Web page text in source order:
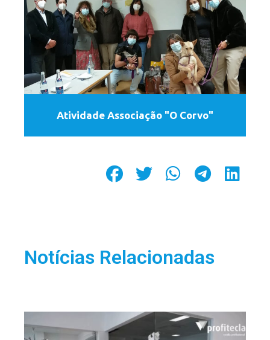
Atividade Associação "O Corvo"
Notícias Relacionadas